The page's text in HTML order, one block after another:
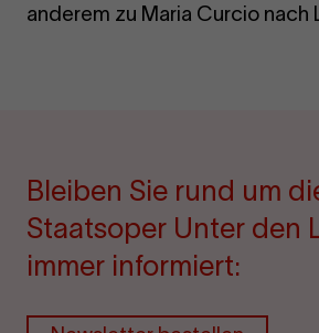
anderem zu Maria Curcio nach
Bleiben Sie rund um
Staatsoper Unter den
immer informiert: